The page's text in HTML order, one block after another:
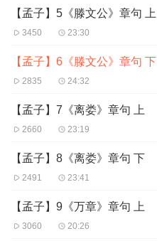
【孟子】5《滕文公》章句 上
3450 23:30
【孟子】6《滕文公》章句 下
2835 24:32
【孟子】7《离娄》章句 上
2660 23:19
【孟子】8《离娄》章句 下
2491 23:41
【孟子】9《万章》章句 上
3060 20:26